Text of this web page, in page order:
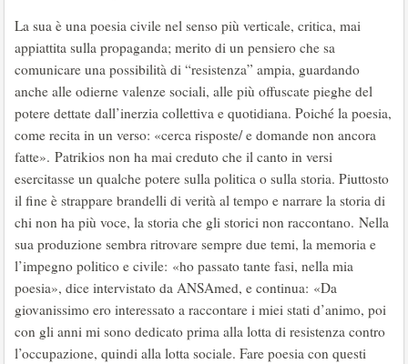
La sua è una poesia civile nel senso più verticale, critica, mai
appiattita sulla propaganda; merito di un pensiero che sa
comunicare una possibilità di “resistenza” ampia, guardando
anche alle odierne valenze sociali, alle più offuscate pieghe del
potere dettate dall’inerzia collettiva e quotidiana. Poiché la poesia,
come recita in un verso: «cerca risposte/ e domande non ancora
fatte». Patrikios non ha mai creduto che il canto in versi
esercitasse un qualche potere sulla politica o sulla storia. Piuttosto
il fine è strappare brandelli di verità al tempo e narrare la storia di
chi non ha più voce, la storia che gli storici non raccontano. Nella
sua produzione sembra ritrovare sempre due temi, la memoria e
l’impegno politico e civile: «ho passato tante fasi, nella mia
poesia», dice intervistato da ANSAmed, e continua: «Da
giovanissimo ero interessato a raccontare i miei stati d’animo, poi
con gli anni mi sono dedicato prima alla lotta di resistenza contro
l’occupazione, quindi alla lotta sociale. Fare poesia con questi